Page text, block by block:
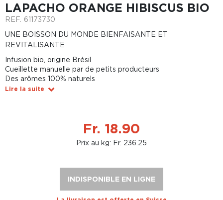
LAPACHO ORANGE HIBISCUS BIO
REF. 61173730
UNE BOISSON DU MONDE BIENFAISANTE ET
REVITALISANTE
Infusion bio, origine Brésil
Cueillette manuelle par de petits producteurs
Des arômes 100% naturels
Lire la suite
Fr. 18.90
Prix au kg: Fr. 236.25
INDISPONIBLE EN LIGNE